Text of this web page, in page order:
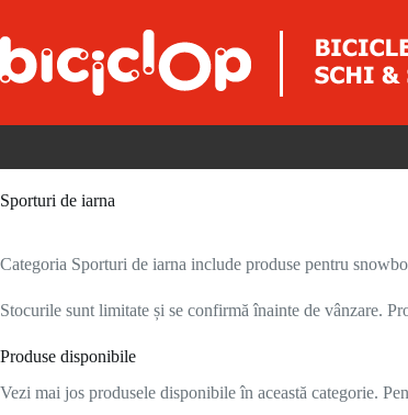
Sporturi de iarna
Categoria Sporturi de iarna include produse pentru
Stocurile sunt limitate și se confirmă înainte de vânzare.
Produse disponibile
Vezi mai jos produsele disponibile în această categorie.